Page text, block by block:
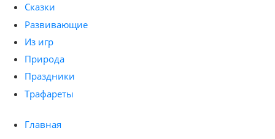
Сказки
Развивающие
Из игр
Природа
Праздники
Трафареты
Главная